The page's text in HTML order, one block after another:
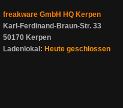
freakware GmbH HQ Kerpen
Karl-Ferdinand-Braun-Str. 33
50170 Kerpen
Ladenlokal: Heute geschlossen